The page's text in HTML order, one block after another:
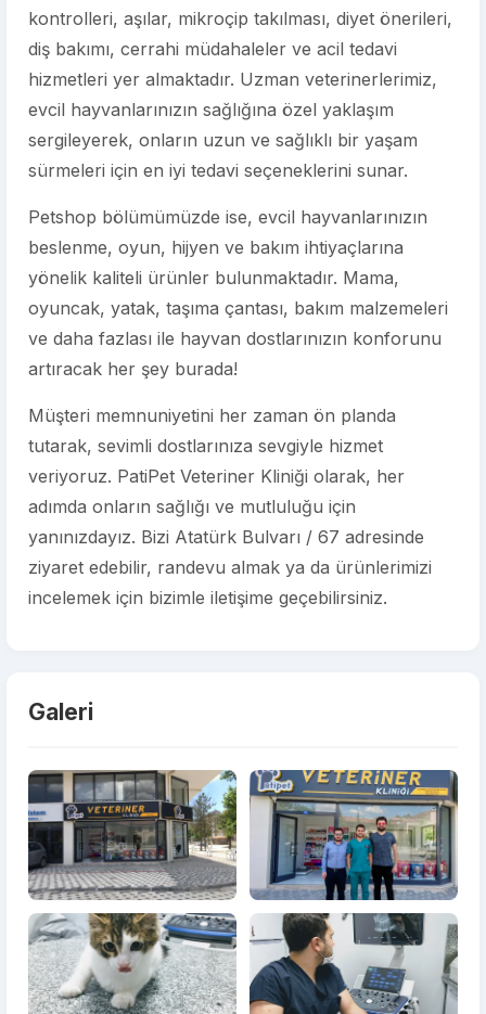
kontrolleri, aşılar, mikroçip takılması, diyet önerileri,
diş bakımı, cerrahi müdahaleler ve acil tedavi
hizmetleri yer almaktadır. Uzman veterinerlerimiz,
evcil hayvanlarınızın sağlığına özel yaklaşım
sergileyerek, onların uzun ve sağlıklı bir yaşam
sürmeleri için en iyi tedavi seçeneklerini sunar.
Petshop bölümümüzde ise, evcil hayvanlarınızın
beslenme, oyun, hijyen ve bakım ihtiyaçlarına
yönelik kaliteli ürünler bulunmaktadır. Mama,
oyuncak, yatak, taşıma çantası, bakım malzemeleri
ve daha fazlası ile hayvan dostlarınızın konforunu
artıracak her şey burada!
Müşteri memnuniyetini her zaman ön planda
tutarak, sevimli dostlarınıza sevgiyle hizmet
veriyoruz. PatiPet Veteriner Kliniği olarak, her
adımda onların sağlığı ve mutluluğu için
yanınızdayız. Bizi Atatürk Bulvarı / 67 adresinde
ziyaret edebilir, randevu almak ya da ürünlerimizi
incelemek için bizimle iletişime geçebilirsiniz.
Galeri